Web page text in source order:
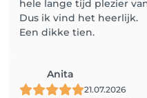
hele lange tijd plezier
Dus ik vind het heerlijk.
Een dikke tien.
Anita
21.07.2026